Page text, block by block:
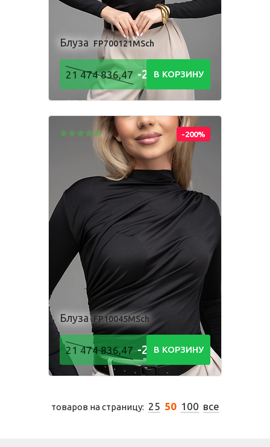
Блуза FP700121MSch
21 474 836,47 -21 474
836,48Р
В КОРЗИНУ
-200%
Блуза FP10045MSch
21 474 836,47 -21 474
836,48Р
В КОРЗИНУ
товаров на страницу: 25 50 100 все